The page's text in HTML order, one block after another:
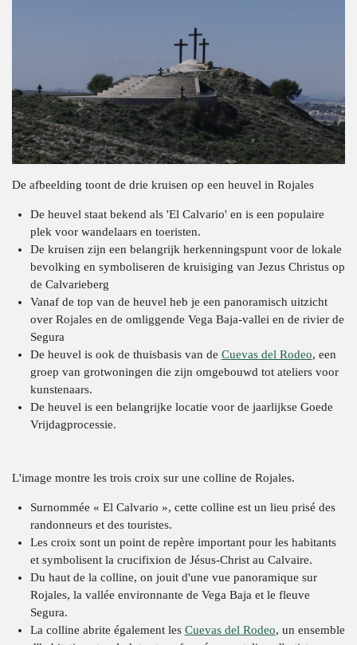
De afbeelding toont de drie kruisen op een heuvel in Rojales
De heuvel staat bekend als 'El Calvario' en is een populaire
plek voor wandelaars en toeristen.
De kruisen zijn een belangrijk herkenningspunt voor de lokale
bevolking en symboliseren de kruisiging van Jezus Christus op
de Calvarieberg
Vanaf de top van de heuvel heb je een panoramisch uitzicht
over Rojales en de omliggende Vega Baja-vallei en de rivier de
Segura
De heuvel is ook de thuisbasis van de Cuevas del Rodeo, een
groep van grotwoningen die zijn omgebouwd tot ateliers voor
kunstenaars.
De heuvel is een belangrijke locatie voor de jaarlijkse Goede
Vrijdagprocessie.
L'image montre les trois croix sur une colline de Rojales.
Surnommée « El Calvario », cette colline est un lieu prisé des
randonneurs et des touristes.
Les croix sont un point de repère important pour les habitants
et symbolisent la crucifixion de Jésus-Christ au Calvaire.
Du haut de la colline, on jouit d'une vue panoramique sur
Rojales, la vallée environnante de Vega Baja et le fleuve
Segura.
La colline abrite également les Cuevas del Rodeo, un ensemble